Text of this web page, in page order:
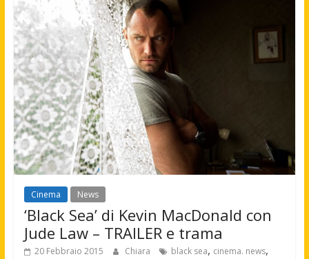
Cinema News
‘Black Sea’ di Kevin MacDonald con
Jude Law – TRAILER e trama
20 Febbraio 2015 Chiara black sea, cinema. news,